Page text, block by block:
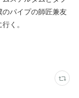
パイプの師匠兼友
く。